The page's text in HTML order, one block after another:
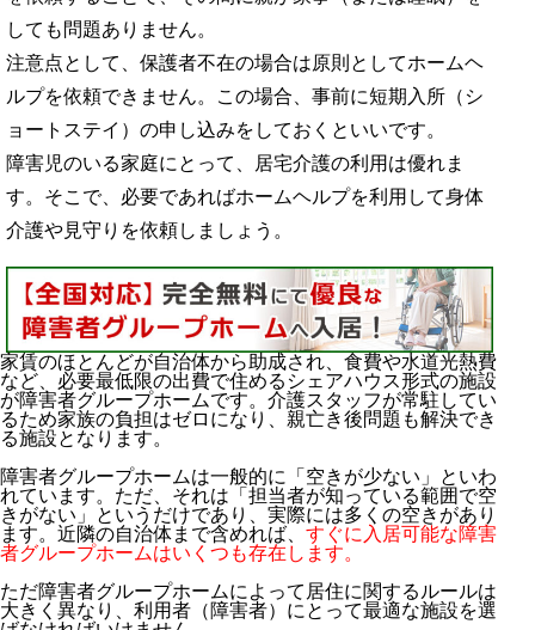
しても問題ありません。
注意点として、保護者不在の場合は原則としてホームヘ
ルプを依頼できません。この場合、事前に短期入所（シ
ョートステイ）の申し込みをしておくといいです。
障害児のいる家庭にとって、居宅介護の利用は優れま
す。そこで、必要であればホームヘルプを利用して身体
介護や見守りを依頼しましょう。
家賃のほとんどが自治体から助成され、食費や水道光熱費
など、必要最低限の出費で住めるシェアハウス形式の施設
が障害者グループホームです。介護スタッフが常駐してい
るため家族の負担はゼロになり、親亡き後問題も解決でき
る施設となります。
障害者グループホームは一般的に「空きが少ない」といわ
れています。ただ、それは「担当者が知っている範囲で空
きがない」というだけであり、実際には多くの空きがあり
ます。近隣の自治体まで含めれば、 すぐに入居可能な障害
者グループホームはいくつも存在します。
ただ障害者グループホームによって居住に関するルールは
大きく異なり、利用者（障害者）にとって最適な施設を選